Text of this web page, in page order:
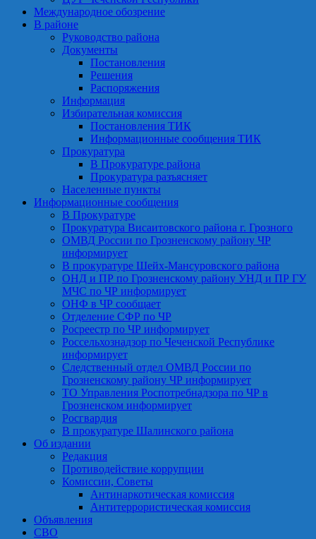
Международное обозрение
В районе
Руководство района
Документы
Постановления
Решения
Распоряжения
Информация
Избирательная комиссия
Постановления ТИК
Информационные сообщения ТИК
Прокуратура
В Прокуратуре района
Прокуратура разъясняет
Населенные пункты
Информационные сообщения
В Прокуратуре
Прокуратура Висаитовского района г. Грозного
ОМВД России по Грозненскому району ЧР
информирует
В прокуратуре Шейх-Мансуровского района
ОНД и ПР по Грозненскому району УНД и ПР ГУ
МЧС по ЧР информирует
ОНФ в ЧР сообщает
Отделение СФР по ЧР
Росреестр по ЧР информирует
Россельхознадзор по Чеченской Республике
информирует
Следственный отдел ОМВД России по
Грозненскому району ЧР информирует
ТО Управления Роспотребнадзора по ЧР в
Грозненском информирует
Росгвардия
В прокуратуре Шалинского района
Об издании
Редакция
Противодействие коррупции
Комиссии, Советы
Антинаркотическая комиссия
Антитеррористическая комиссия
Объявления
СВО